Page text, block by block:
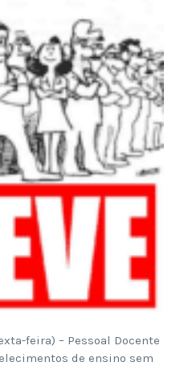
feira) – Pessoal Docente
de ensino sem